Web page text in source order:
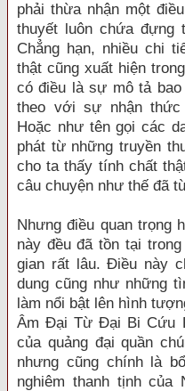
phải thừa nhận một
thuyết luôn chứa đựng
Chẳng hạn, nhiều chi
thật cũng xuất hiện
có điều là sự mô tả
theo với sự nhận thức
Hoặc như tên gọi các
phát từ những truyền
cho ta thấy tính chất
câu chuyện như thế đã
Nhưng điều quan trọng
này đều đã tồn tại
gian rất lâu. Điều này
dung cũng như những
làm nổi bật lên hình
Âm Đại Từ Đại Bi Cứu
của quảng đại quần
nhưng cũng chính là
nghiêm thanh tịnh của